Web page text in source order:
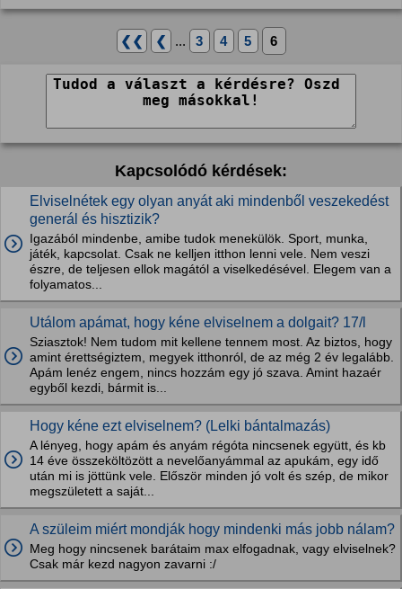
❮❮ ❮ ... 3 4 5 6
Kapcsolódó kérdések:
Elviselnétek egy olyan anyát aki mindenből veszekedést
generál és hisztizik?
Igazából mindenbe, amibe tudok menekülök. Sport, munka,
játék, kapcsolat. Csak ne kelljen itthon lenni vele. Nem veszi
észre, de teljesen ellok magától a viselkedésével. Elegem van a
folyamatos...
Utálom apámat, hogy kéne elviselnem a dolgait? 17/l
Sziasztok! Nem tudom mit kellene tennem most. Az biztos, hogy
amint érettségiztem, megyek itthonról, de az még 2 év legalább.
Apám lenéz engem, nincs hozzám egy jó szava. Amint hazaér
egyből kezdi, bármit is...
Hogy kéne ezt elviselnem? (Lelki bántalmazás)
A lényeg, hogy apám és anyám régóta nincsenek együtt, és kb
14 éve összeköltözött a nevelőanyámmal az apukám, egy idő
után mi is jöttünk vele. Először minden jó volt és szép, de mikor
megszületett a saját...
A szüleim miért mondják hogy mindenki más jobb nálam?
Meg hogy nincsenek barátaim max elfogadnak, vagy elviselnek?
Csak már kezd nagyon zavarni :/